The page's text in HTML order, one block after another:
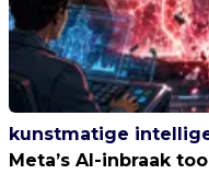
kunstmatige
Meta’s AI-inbraak